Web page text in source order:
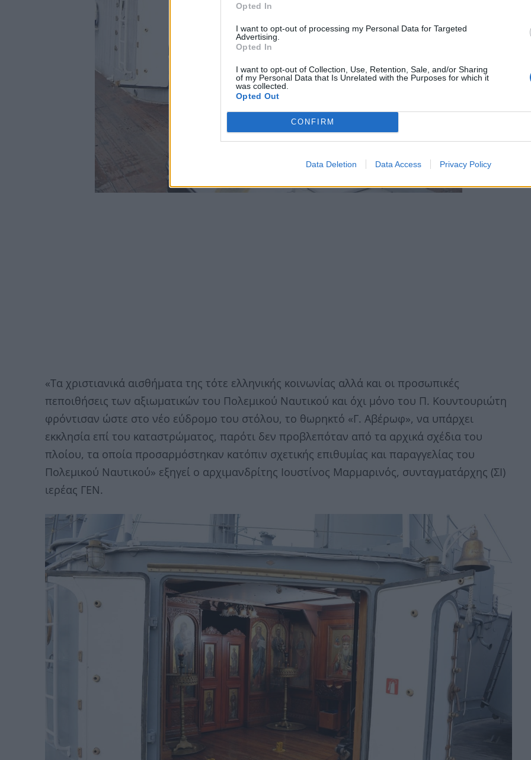
Opted In
I want to opt-out of processing my Personal Data for Targeted
Advertising.
Opted In
I want to opt-out of Collection, Use, Retention, Sale, and/or Sharing
of my Personal Data that Is Unrelated with the Purposes for which it
was collected.
Opted Out
CONFIRM
Data Deletion Data Access Privacy Policy
«Τα χριστιανικά αισθήματα της τότε ελληνικής κοινωνίας αλλά και οι προσωπικές
πεποιθήσεις των αξιωματικών του Πολεμικού Ναυτικού και όχι μόνο του Π. Κουντουριώτη
φρόντισαν ώστε στο νέο εύδρομο του στόλου, το θωρηκτό «Γ. Αβέρωφ», να υπάρχει
εκκλησία επί του καταστρώματος, παρότι δεν προβλεπόταν από τα αρχικά σχέδια του
πλοίου, τα οποία προσαρμόστηκαν κατόπιν σχετικής επιθυμίας και παραγγελίας του
Πολεμικού Ναυτικού» εξηγεί ο αρχιμανδρίτης Ιουστίνος Μαρμαρινός, συνταγματάρχης (ΣΙ)
ιερέας ΓΕΝ.